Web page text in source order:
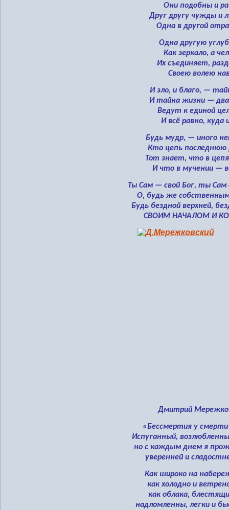
Они подобны и
Друг другу чужды и
Одна в другой
Одна другую
Как зеркало, а
Их съединяет,
Своею волею
И зло, и благо, —
И тайна жизни —
Ведут к единой
И всё равно, куда
Будь мудр, — иного
Кто цепь последнюю
Тот знает, что в
И что в мучении —
Ты Сам — свой Бог, ты Сам
О, будь же
Будь бездной верхней,
СВОИМ НАЧАЛОМ И
Дмитрий
«Бессмертия у
Испуганный,
но с каждым днем я
уверенней и
Как широко на
как холодно и
как облака,
надломленны, легки и